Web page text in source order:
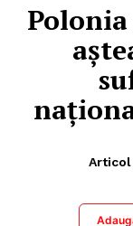
Articol